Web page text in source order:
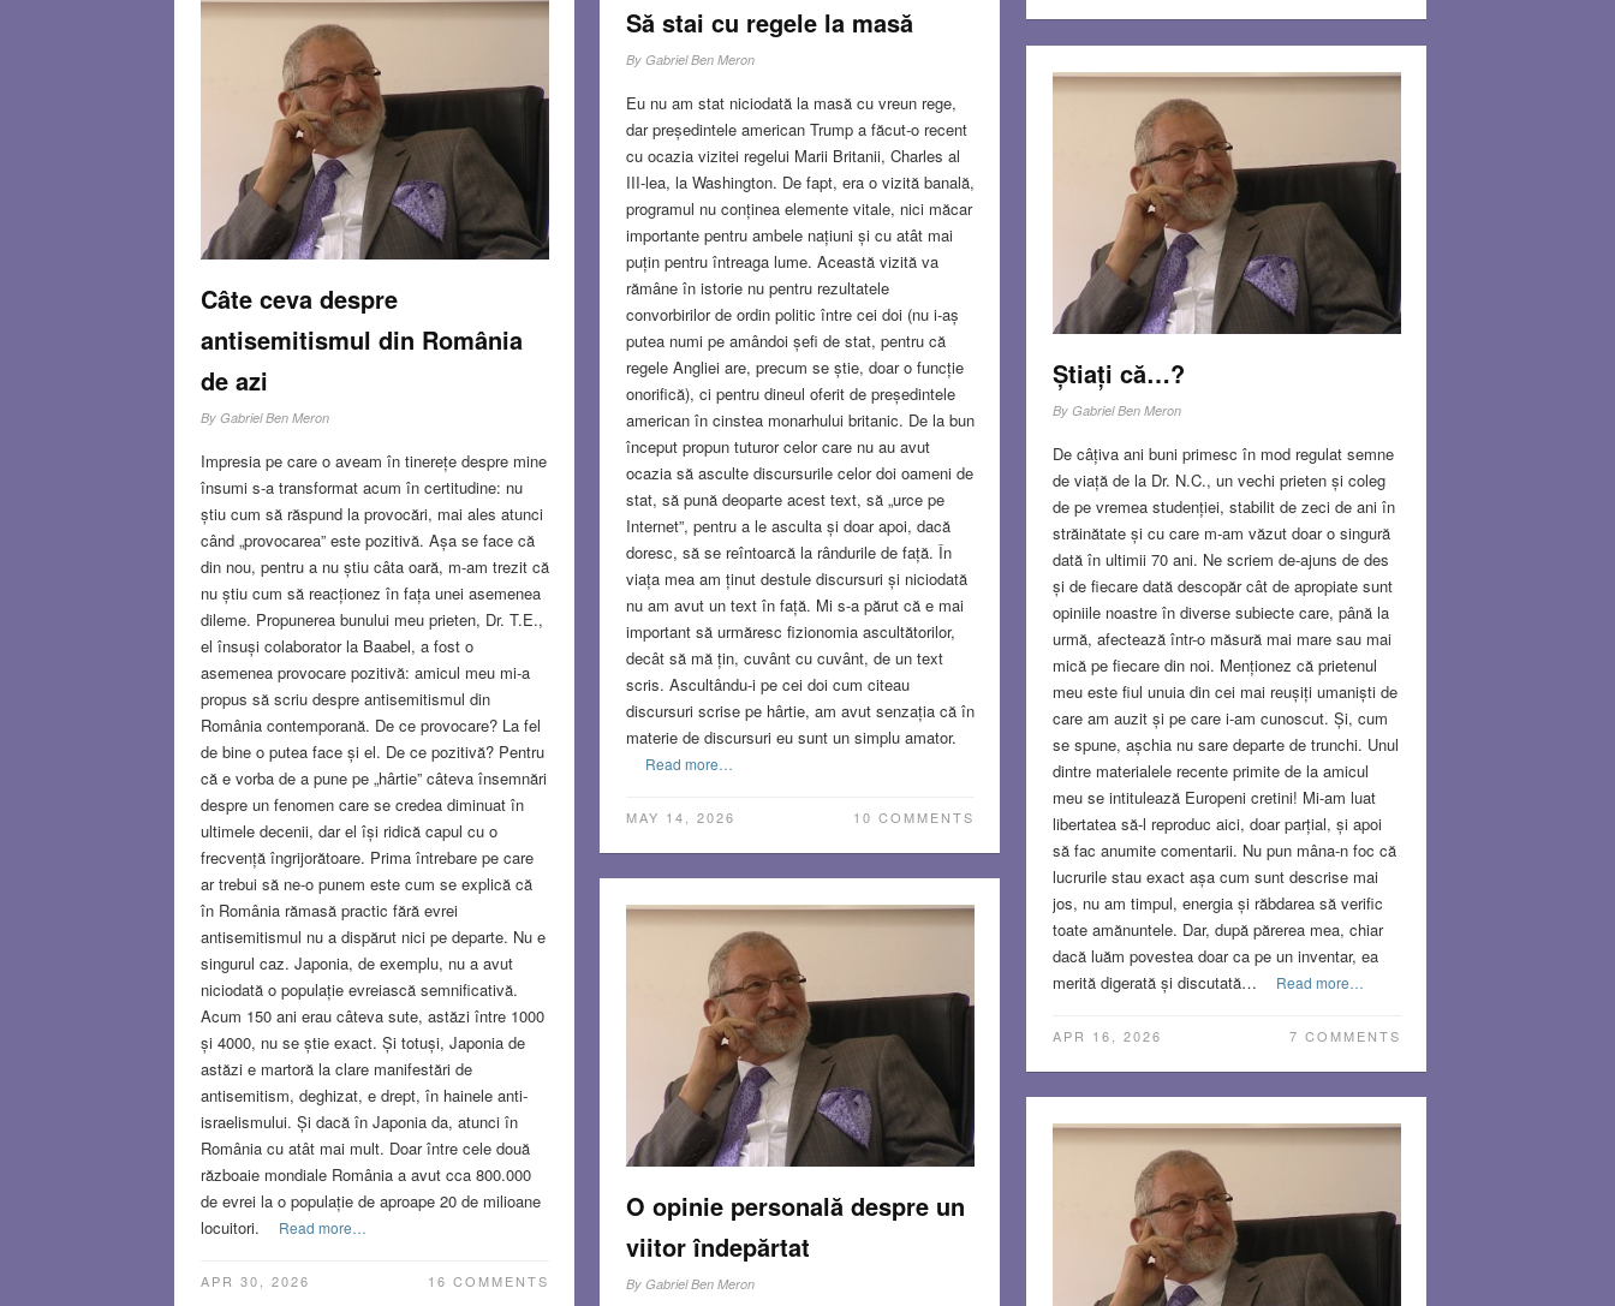
Să stai cu regele la masă
By Gabriel Ben Meron
Eu nu am stat niciodată la masă cu vreun rege,
dar președintele american Trump a făcut-o recent
cu ocazia vizitei regelui Marii Britanii, Charles al
III-lea, la Washington. De fapt, era o vizită banală,
programul nu conținea elemente vitale, nici măcar
importante pentru ambele națiuni și cu atât mai
puțin pentru întreaga lume. Această vizită va
rămâne în istorie nu pentru rezultatele
convorbirilor de ordin politic între cei doi (nu i-aș
putea numi pe amândoi șefi de stat, pentru că
regele Angliei are, precum se știe, doar o funcție
onorifică), ci pentru dineul oferit de președintele
american în cinstea monarhului britanic. De la bun
început propun tuturor celor care nu au avut
ocazia să asculte discursurile celor doi oameni de
stat, să pună deoparte acest text, să „urce pe
Internet”, pentru a le asculta și doar apoi, dacă
doresc, să se reîntoarcă la rândurile de față. În
viața mea am ținut destule discursuri și niciodată
nu am avut un text în față. Mi s-a părut că e mai
important să urmăresc fizionomia ascultătorilor,
decât să mă țin, cuvânt cu cuvânt, de un text
scris. Ascultându-i pe cei doi cum citeau
discursuri scrise pe hârtie, am avut senzația că în
materie de discursuri eu sunt un simplu amator.
Read more…
MAY 14, 2026 10 COMMENTS
Câte ceva despre
antisemitismul din România
de azi
By Gabriel Ben Meron
Impresia pe care o aveam în tinerețe despre mine
însumi s-a transformat acum în certitudine: nu
știu cum să răspund la provocări, mai ales atunci
când „provocarea” este pozitivă. Așa se face că
din nou, pentru a nu știu câta oară, m-am trezit că
nu știu cum să reacționez în fața unei asemenea
dileme. Propunerea bunului meu prieten, Dr. T.E.,
el însuși colaborator la Baabel, a fost o
asemenea provocare pozitivă: amicul meu mi-a
propus să scriu despre antisemitismul din
România contemporană. De ce provocare? La fel
de bine o putea face și el. De ce pozitivă? Pentru
că e vorba de a pune pe „hârtie” câteva însemnări
despre un fenomen care se credea diminuat în
ultimele decenii, dar el își ridică capul cu o
frecvență îngrijorătoare. Prima întrebare pe care
ar trebui să ne-o punem este cum se explică că
în România rămasă practic fără evrei
antisemitismul nu a dispărut nici pe departe. Nu e
singurul caz. Japonia, de exemplu, nu a avut
niciodată o populație evreiască semnificativă.
Acum 150 ani erau câteva sute, astăzi între 1000
și 4000, nu se știe exact. Și totuși, Japonia de
astăzi e martoră la clare manifestări de
antisemitism, deghizat, e drept, în hainele anti-
israelismului. Și dacă în Japonia da, atunci în
România cu atât mai mult. Doar între cele două
războaie mondiale România a avut cca 800.000
de evrei la o populație de aproape 20 de milioane
locuitori.
Read more…
APR 30, 2026 16 COMMENTS
Știați că…?
By Gabriel Ben Meron
De câțiva ani buni primesc în mod regulat semne
de viață de la Dr. N.C., un vechi prieten și coleg
de pe vremea studenției, stabilit de zeci de ani în
străinătate și cu care m-am văzut doar o singură
dată în ultimii 70 ani. Ne scriem de-ajuns de des
și de fiecare dată descopăr cât de apropiate sunt
opiniile noastre în diverse subiecte care, până la
urmă, afectează într-o măsură mai mare sau mai
mică pe fiecare din noi. Menționez că prietenul
meu este fiul unuia din cei mai reușiți umaniști de
care am auzit și pe care i-am cunoscut. Și, cum
se spune, așchia nu sare departe de trunchi. Unul
dintre materialele recente primite de la amicul
meu se intitulează Europeni cretini! Mi-am luat
libertatea să-l reproduc aici, doar parțial, și apoi
să fac anumite comentarii. Nu pun mâna-n foc că
lucrurile stau exact așa cum sunt descrise mai
jos, nu am timpul, energia și răbdarea să verific
toate amănuntele. Dar, după părerea mea, chiar
dacă luăm povestea doar ca pe un inventar, ea
merită digerată și discutată…
Read more…
APR 16, 2026 7 COMMENTS
O opinie personală despre un
viitor îndepărtat
By Gabriel Ben Meron